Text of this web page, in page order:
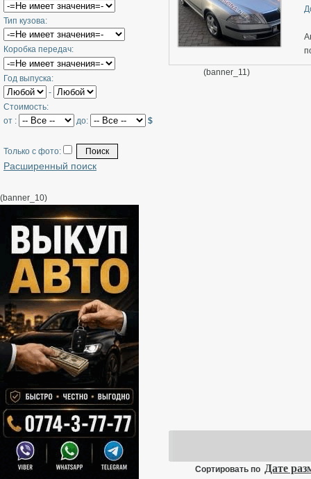
Тип кузова:
Коробка передач:
Год выпуска:
-
Стоимость:
от :
до: $
Только с фото:
Расширенный поиск
(banner_10)
(banner_11)
Сортировать по Дате